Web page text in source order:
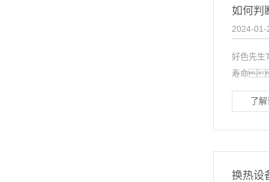
如何判
2024-01-
好色先
寿命
了
换热